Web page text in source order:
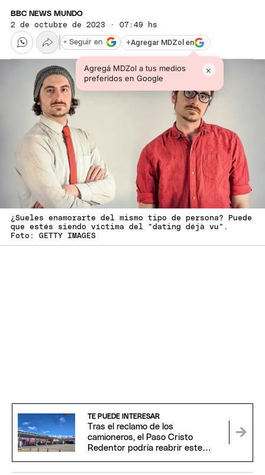
BBC NEWS MUNDO
2 de octubre de 2023 · 07:49 hs
+Agregar MDZol en
Agregá MDZol a tus medios
preferidos en Google
×
+ Seguir en
¿Sueles enamorarte del mismo tipo de persona? Puede
que estés siendo víctima del "dating déjà vu".
Foto: GETTY IMAGES
TE PUEDE INTERESAR
Tras el reclamo de los
camioneros, el Paso Cristo
Redentor podría reabrir este